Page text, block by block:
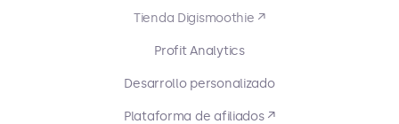
Tienda Digismoothie ↗
Profit Analytics
Desarrollo personalizado
Plataforma de afiliados ↗